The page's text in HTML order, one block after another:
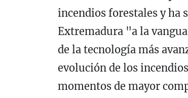
incendios forestales y ha
Extremadura "a la
de la tecnología más
evolución de los
momentos de mayor